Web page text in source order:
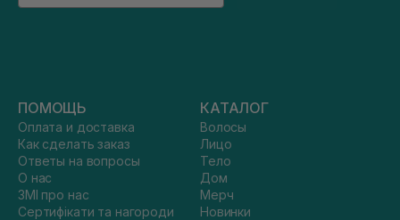
ПОМОЩЬ
Оплата и доставка
Как сделать заказ
Ответы на вопросы
О нас
ЗМІ про нас
Сертифікати та нагороди
КАТАЛОГ
Волосы
Лицо
Тело
Дом
Мерч
Новинки